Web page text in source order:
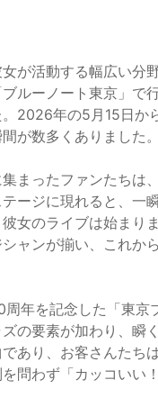
が活動する幅広い分
ルーノート東京」で
2026年の5月15日
が数多くありました。
まったファンたちは
ージに現れると、一
女のライブは始ま
ャンが揃い、これか
年を記念した「東
の要素が加わり、瞬
あり、お客さんたち
問わず「カッコいい